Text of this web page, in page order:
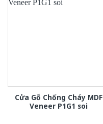
Cửa Gỗ Chống Cháy MDF
Veneer P1G1 soi